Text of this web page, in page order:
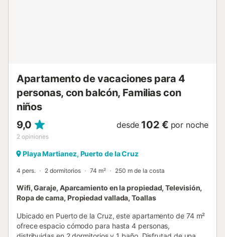
Apartamento de vacaciones para 4
personas, con balcón, Familias con
niños
9,0
2 opiniones
desde 102 € por noche
Playa Martianez, Puerto de la Cruz
4 pers. 2 dormitorios 74 m² 250 m de la costa
Wifi, Garaje, Aparcamiento en la propiedad, Televisión,
Ropa de cama, Propiedad vallada, Toallas
Ubicado en Puerto de la Cruz, este apartamento de 74 m²
ofrece espacio cómodo para hasta 4 personas,